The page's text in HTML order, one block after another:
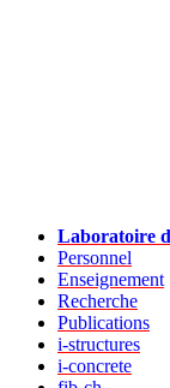
Laboratoire
Personnel
Enseignement
Recherche
Publications
i-structures
i-concrete